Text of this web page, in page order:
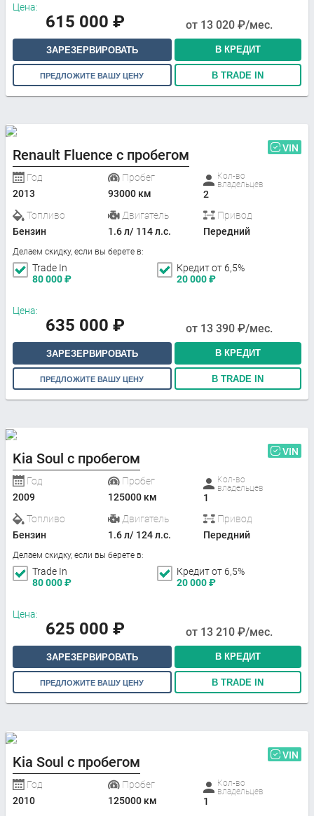
Цена:
615 000 ₽ от 13 020 ₽/мес.
ЗАРЕЗЕРВИРОВАТЬ В КРЕДИТ
ПРЕДЛОЖИТЕ ВАШУ ЦЕНУ В TRADE IN
Renault Fluence с пробегом VIN
Год
2013
Пробег
93000 км
Кол-во
владельцев
2
Топливо
Бензин
Двигатель
1.6 л/ 114 л.с.
Привод
Передний
Делаем скидку, если вы берете в:
Trade In
80 000₽
Кредит от 6,5%
20 000₽
Цена:
635 000 ₽ от 13 390 ₽/мес.
ЗАРЕЗЕРВИРОВАТЬ В КРЕДИТ
ПРЕДЛОЖИТЕ ВАШУ ЦЕНУ В TRADE IN
Kia Soul с пробегом VIN
Год
2009
Пробег
125000 км
Кол-во
владельцев
1
Топливо
Бензин
Двигатель
1.6 л/ 124 л.с.
Привод
Передний
Делаем скидку, если вы берете в:
Trade In
80 000₽
Кредит от 6,5%
20 000₽
Цена:
625 000 ₽ от 13 210 ₽/мес.
ЗАРЕЗЕРВИРОВАТЬ В КРЕДИТ
ПРЕДЛОЖИТЕ ВАШУ ЦЕНУ В TRADE IN
Kia Soul с пробегом VIN
Год
2010
Пробег
125000 км
Кол-во
владельцев
1